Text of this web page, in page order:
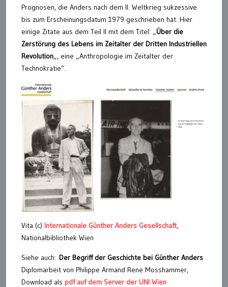
Prognosen, die Anders nach dem II. Weltkrieg sukzessive
bis zum Erscheinungsdatum 1979 geschrieben hat. Hier
einige Zitate aus dem Teil II mit dem Titel: „Über die
Zerstörung des Lebens im Zeitalter der Dritten Industriellen
Revolution„, eine „Anthropologie im Zeitalter der
Technokratie“.
Vita (c) Internationale Günther Anders Gesellschaft,
Nationalbibliothek Wien
Siehe auch: Der Begriff der Geschichte bei Günther Anders
Diplomarbeit von Philippe Armand Rene Mosshammer,
Download als pdf auf dem Server der UNI Wien